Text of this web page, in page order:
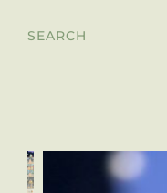
SEARCH